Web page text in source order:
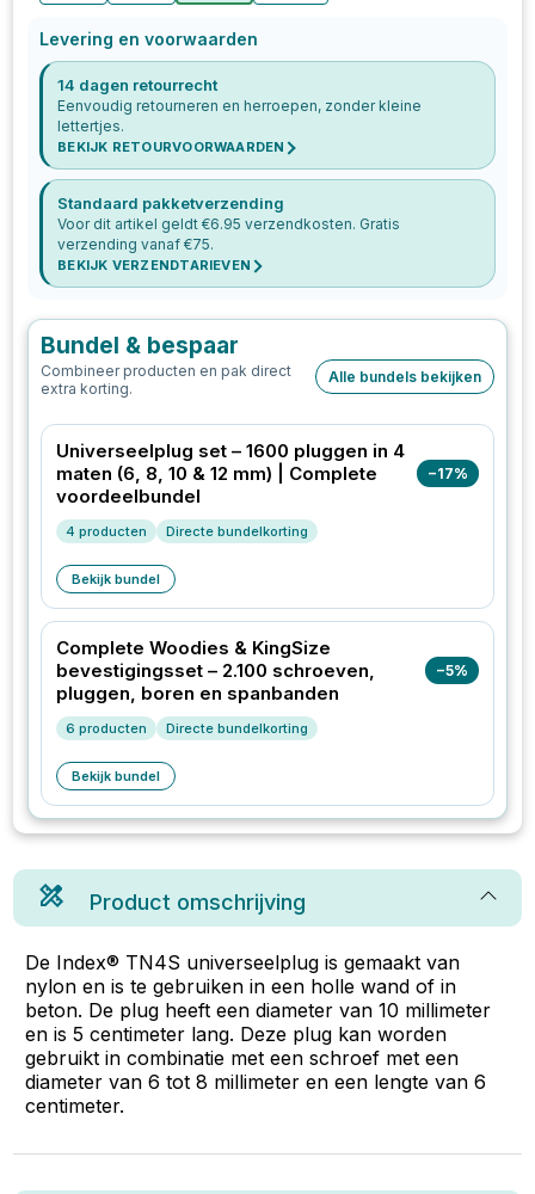
Levering en voorwaarden
14 dagen retourrecht
Eenvoudig retourneren en herroepen, zonder kleine
lettertjes.
BEKIJK RETOURVOORWAARDEN
Standaard pakketverzending
Voor dit artikel geldt €6.95 verzendkosten. Gratis
verzending vanaf €75.
BEKIJK VERZENDTARIEVEN
Bundel & bespaar
Combineer producten en pak direct
extra korting.
Alle bundels bekijken
Universeelplug set – 1600 pluggen in 4
maten (6, 8, 10 & 12 mm) | Complete
voordeelbundel
−17%
4 producten Directe bundelkorting
Bekijk bundel
Complete Woodies & KingSize
bevestigingsset – 2.100 schroeven,
pluggen, boren en spanbanden
−5%
6 producten Directe bundelkorting
Bekijk bundel
Product omschrijving
De Index® TN4S universeelplug is gemaakt van
nylon en is te gebruiken in een holle wand of in
beton. De plug heeft een diameter van 10 millimeter
en is 5 centimeter lang. Deze plug kan worden
gebruikt in combinatie met een schroef met een
diameter van 6 tot 8 millimeter en een lengte van 6
centimeter.